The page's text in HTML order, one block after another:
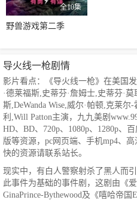
全10集
野兽游戏第二季
导火线一枪剧情
影片看点：《导火线一枪》在美国
·德莱福斯,史蒂芬·詹姆士,史蒂芬·
斯,DeWanda Wise,威尔·帕顿,克莱
利,Will Patton主演，九九美剧
HD、BD、720p、1080p、1280p、
版等资源，pc网页端、手机mp4、
快的资源请联系站长。
现实中，有白人警察射杀了黑人而
此事件为基础的事件剧，这剧由《
GinaPrince-Bythewood及《嘻哈帝